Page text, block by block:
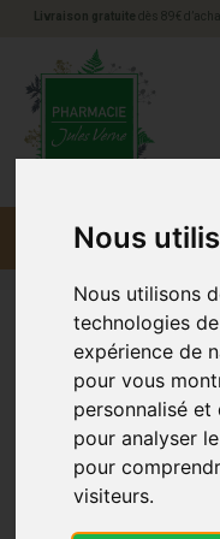
Nous
Nous utilisons
technologies
expérience de
pour vous
personnalisé
pour analyser
pour
visiteurs.
Livraison gratuite dès 89€
Menu
Urgo